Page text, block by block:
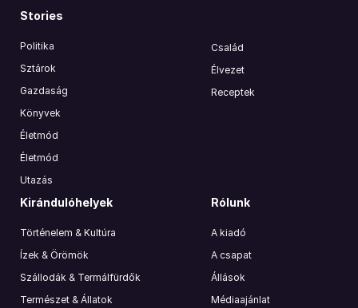
Stories
Politika
Sztárok
Gazdaság
Könyvek
Életmód
Életmód
Utazás
Család
Élvezet
Receptek
Kirándulóhelyek
Történelem & Kultúra
Ízek & Örömök
Szállodák & Termálfürdők
Természet & Állatok
Rólunk
A kiadó
A csapat
Állások
Médiaajánlat